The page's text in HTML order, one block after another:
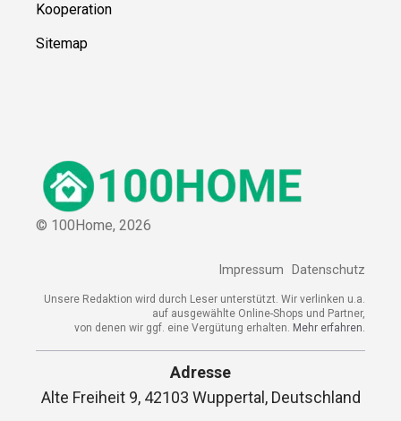
Kooperation
Sitemap
© 100Home, 2026
Impressum Datenschutz
Unsere Redaktion wird durch Leser unterstützt. Wir verlinken u.a.
auf ausgewählte Online-Shops und Partner,
von denen wir ggf. eine Vergütung erhalten. Mehr erfahren.
Adresse
Alte Freiheit 9, 42103 Wuppertal, Deutschland